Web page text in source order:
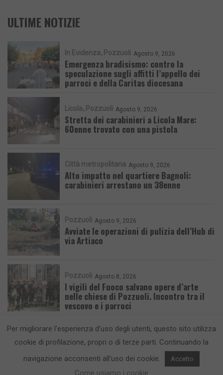
ULTIME NOTIZIE
In Evidenza Pozzuoli Agosto 9, 2026
Emergenza bradisismo: contro la
speculazione sugli affitti l’appello dei
parroci e della Caritas diocesana
Licola Pozzuoli Agosto 9, 2026
Stretta dei carabinieri a Licola Mare:
60enne trovato con una pistola
Città metropolitana Agosto 9, 2026
Alto impatto nel quartiere Bagnoli:
carabinieri arrestano un 38enne
Pozzuoli Agosto 9, 2026
Avviate le operazioni di pulizia dell’Hub di
via Artiaco
Pozzuoli Agosto 8, 2026
I vigili del Fuoco salvano opere d’arte
nelle chiese di Pozzuoli. Incontro tra il
vescovo e i parroci
CronacaFlegrea testata giornalistica - aut. Tribunale di Napoli n. 34 del
23/05/2012.Info e Contatti
Per migliorare l'esperienza d'uso degli utenti, questo sito utilizza
cookie di profilazione, propri o di terze parti. Continuando la
navigazione acconsenti all'uso dei cookie.
Accetto
Come usiamo i cookie